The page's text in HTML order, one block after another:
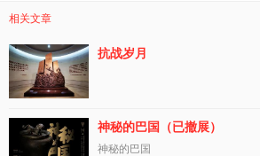
相关文章
抗战岁月
神秘的巴国（已撤展）
神秘的巴国